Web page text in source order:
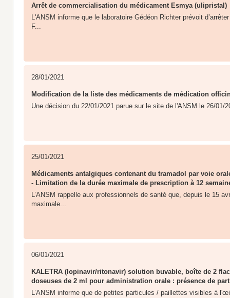
Arrêt de commercialisation du médicament Esmya (ulipristal)
L'ANSM informe que le laboratoire Gédéon Richter prévoit
F...
28/01/2021
Modification de la liste des médicaments de médication
Une décision du 22/01/2021 parue sur le site de l'ANSM le 26/01/
25/01/2021
Médicaments antalgiques contenant du tramadol par voie
- Limitation de la durée maximale de prescription à 12
L’ANSM rappelle aux professionnels de santé que, depuis le 15
maximale...
06/01/2021
KALETRA (lopinavir/ritonavir) solution buvable, boîte de 2
doseuses de 2 ml pour administration orale : présence de
L’ANSM informe que de petites particules / paillettes visibles à